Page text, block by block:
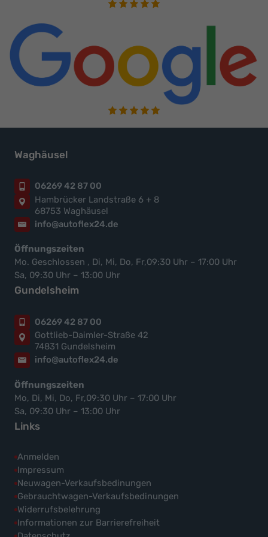
Waghäusel
06269 42 87 00
Hambrücker Landstraße 6 + 8
68753 Waghäusel
info@autoflex24.de
Öffnungszeiten
Mo. Geschlossen , Di, Mi, Do, Fr,09:30 Uhr – 17:00 Uhr
Sa, 09:30 Uhr – 13:00 Uhr
Gundelsheim
06269 42 87 00
Gottlieb-Daimler-Straße 42
74831 Gundelsheim
info@autoflex24.de
Öffnungszeiten
Mo, Di, Mi, Do, Fr,09:30 Uhr – 17:00 Uhr
Sa, 09:30 Uhr – 13:00 Uhr
Links
Anmelden
Impressum
Neuwagen-Verkaufsbedinungen
Gebrauchtwagen-Verkaufsbedinungen
Widerrufsbelehrung
Informationen zur Barrierefreiheit